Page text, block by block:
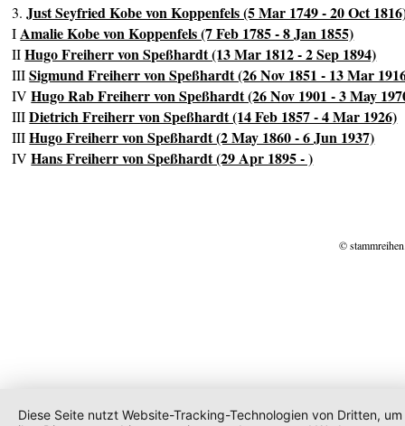
3.Just Seyfried Kobe von Koppenfels (5 Mar 1749 - 20 Oct
IAmalie Kobe von Koppenfels (7 Feb 1785 - 8 Jan 1855)
IIHugo Freiherr von Speßhardt (13 Mar 1812 - 2 Sep 1894)
IIISigmund Freiherr von Speßhardt (26 Nov 1851 - 13 Mar
IVHugo Rab Freiherr von Speßhardt (26 Nov 1901 - 3 May
IIIDietrich Freiherr von Speßhardt (14 Feb 1857 - 4 Mar 1926)
IIIHugo Freiherr von Speßhardt (2 May 1860 - 6 Jun 1937)
IVHans Freiherr von Speßhardt (29 Apr 1895 - )
©
Diese Seite nutzt Website-Tracking-Technologien von Dritten, um